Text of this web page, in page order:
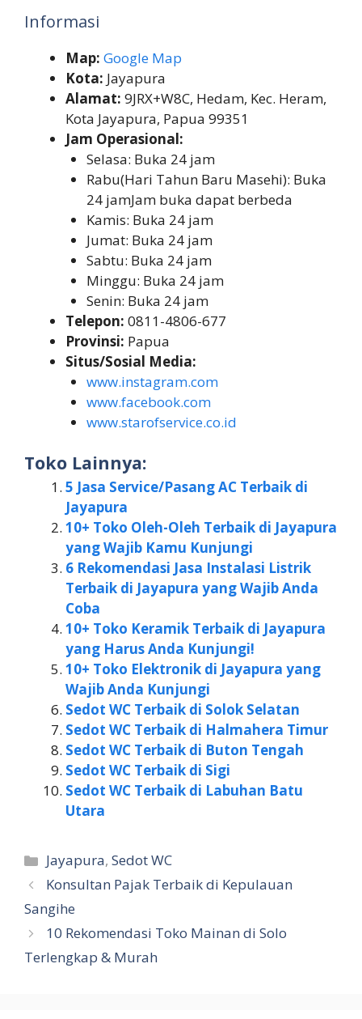
Informasi
Map: Google Map
Kota: Jayapura
Alamat: 9JRX+W8C, Hedam, Kec. Heram,
Kota Jayapura, Papua 99351
Jam Operasional:
Selasa: Buka 24 jam
Rabu(Hari Tahun Baru Masehi): Buka
24 jamJam buka dapat berbeda
Kamis: Buka 24 jam
Jumat: Buka 24 jam
Sabtu: Buka 24 jam
Minggu: Buka 24 jam
Senin: Buka 24 jam
Telepon: 0811-4806-677
Provinsi: Papua
Situs/Sosial Media:
www.instagram.com
www.facebook.com
www.starofservice.co.id
Toko Lainnya:
5 Jasa Service/Pasang AC Terbaik di
Jayapura
10+ Toko Oleh-Oleh Terbaik di Jayapura
yang Wajib Kamu Kunjungi
6 Rekomendasi Jasa Instalasi Listrik
Terbaik di Jayapura yang Wajib Anda
Coba
10+ Toko Keramik Terbaik di Jayapura
yang Harus Anda Kunjungi!
10+ Toko Elektronik di Jayapura yang
Wajib Anda Kunjungi
Sedot WC Terbaik di Solok Selatan
Sedot WC Terbaik di Halmahera Timur
Sedot WC Terbaik di Buton Tengah
Sedot WC Terbaik di Sigi
Sedot WC Terbaik di Labuhan Batu
Utara
Kategori
Jayapura,Sedot WC
Konsultan Pajak Terbaik di Kepulauan
Sangihe
10 Rekomendasi Toko Mainan di Solo
Terlengkap & Murah